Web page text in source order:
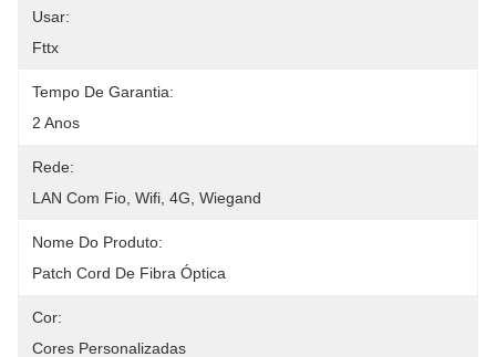
Usar:
Fttx
Tempo De Garantia:
2 Anos
Rede:
LAN Com Fio, Wifi, 4G, Wiegand
Nome Do Produto:
Patch Cord De Fibra Óptica
Cor:
Cores Personalizadas